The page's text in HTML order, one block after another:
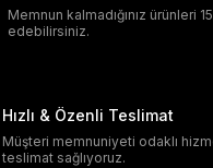
Memnun kalmadığınız ürünleri
edebilirsiniz.
Hızlı & Özenli Teslimat
Müşteri memnuniyeti odaklı
teslimat sağlıyoruz.